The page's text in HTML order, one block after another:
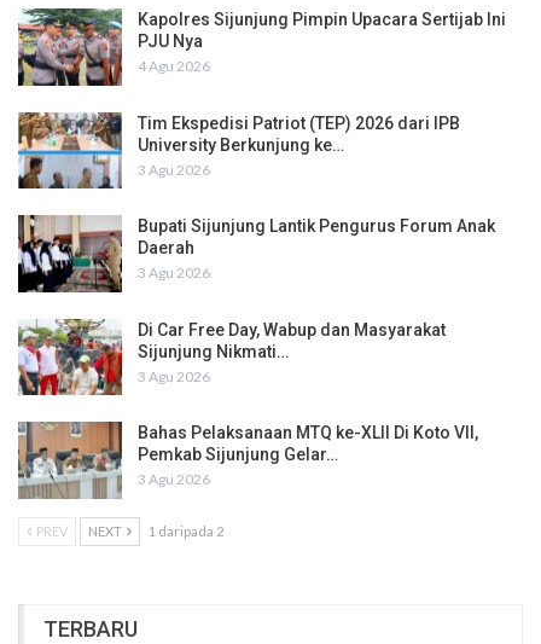
Kapolres Sijunjung Pimpin Upacara Sertijab Ini
PJU Nya
4 Agu 2026
Tim Ekspedisi Patriot (TEP) 2026 dari IPB
University Berkunjung ke…
3 Agu 2026
Bupati Sijunjung Lantik Pengurus Forum Anak
Daerah
3 Agu 2026
Di Car Free Day, Wabup dan Masyarakat
Sijunjung Nikmati…
3 Agu 2026
Bahas Pelaksanaan MTQ ke-XLII Di Koto VII,
Pemkab Sijunjung Gelar…
3 Agu 2026
PREV NEXT 1 daripada 2
TERBARU